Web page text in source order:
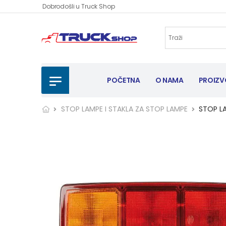
Dobrodošli u Truck Shop
POČETNA O NAMA
STOP LAMPE I STAKLA ZA STOP LAMPE STOP